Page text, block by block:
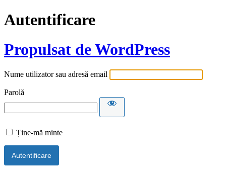
Autentificare
Propulsat de WordPress
Nume utilizator sau adresă email
Parolă
Ține-mă minte